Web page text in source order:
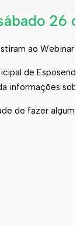
26
ao
de
informações
de fazer